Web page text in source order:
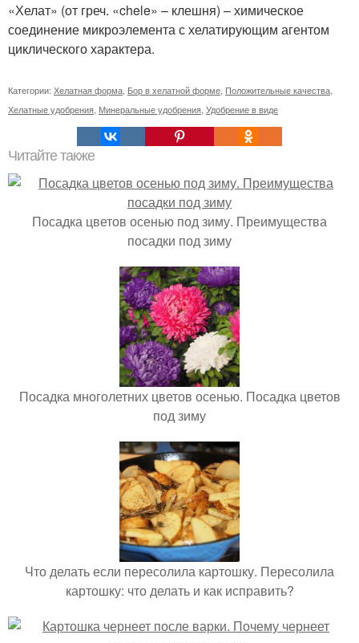
«Хелат» (от греч. «chele» – клешня) – химическое
соединение микроэлемента с хелатирующим агентом
циклического характера.
Категории: Хелатная форма Бор в хелатной форме Положительные качества
Хелатные удобрения Минеральные удобрения Удобрение в виде
Читайте также
Посадка цветов осенью под зиму. Преимущества
посадки под зиму
Посадка многолетних цветов осенью. Посадка цветов
под зиму
Что делать если пересолила картошку. Пересолила
картошку: что делать и как исправить?